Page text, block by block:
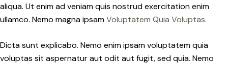
aliqua. Ut enim ad veniam quis nostrud exercitation enim
ullamco. Nemo magna ipsamVoluptatem Quia Voluptas.
Dicta sunt explicabo. Nemo enim ipsam voluptatem quia
voluptas sit aspernatur aut odit aut fugit, sed quia. Nemo